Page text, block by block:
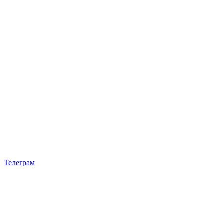
Телеграм